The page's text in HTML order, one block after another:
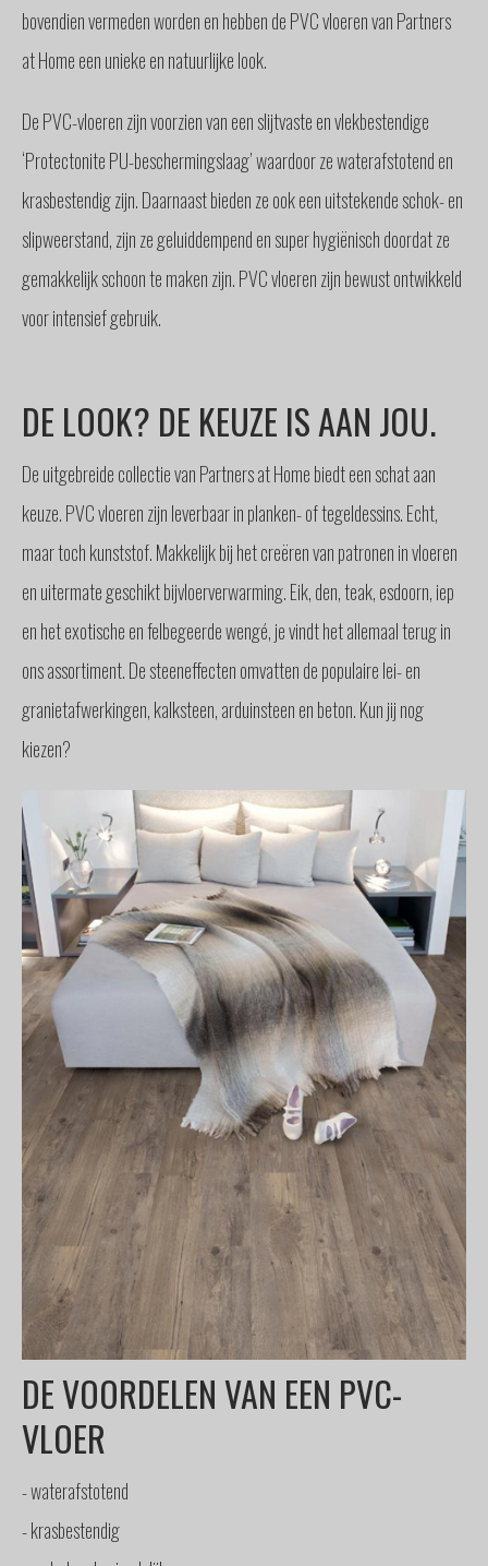
STEL
EEN
VRAAG
bovendien vermeden worden en hebben de PVC vloeren van Partners
at Home een unieke en natuurlijke look.
De PVC-vloeren zijn voorzien van een slijtvaste en vlekbestendige
‘Protectonite PU-beschermingslaag’ waardoor ze waterafstotend en
krasbestendig zijn. Daarnaast bieden ze ook een uitstekende schok- en
slipweerstand, zijn ze geluiddempend en super hygiënisch doordat ze
gemakkelijk schoon te maken zijn. PVC vloeren zijn bewust ontwikkeld
voor intensief gebruik.
DE LOOK? DE KEUZE IS AAN JOU.
De uitgebreide collectie van Partners at Home biedt een schat aan
keuze. PVC vloeren zijn leverbaar in planken- of tegeldessins. Echt,
maar toch kunststof. Makkelijk bij het creëren van patronen in vloeren
en uitermate geschikt bijvloerverwarming. Eik, den, teak, esdoorn, iep
en het exotische en felbegeerde wengé, je vindt het allemaal terug in
ons assortiment. De steeneffecten omvatten de populaire lei- en
granietafwerkingen, kalksteen, arduinsteen en beton. Kun jij nog
kiezen?
DE VOORDELEN VAN EEN PVC-
VLOER
- waterafstotend
- krasbestendig